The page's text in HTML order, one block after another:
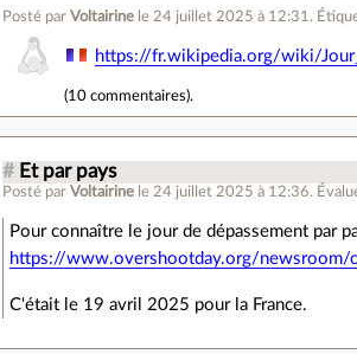
Posté parVoltairine le 24 juillet 2025 à 12:31 .
https://fr.wikipedia.org/wiki/
(10 commentaires).
# Et par pays
Posté parVoltairine le 24 juillet 2025 à 12:36.
Pour connaître le jour de dépassement par
https://www.overshootday.org/newsroom/
C'était le 19 avril 2025 pour la France.